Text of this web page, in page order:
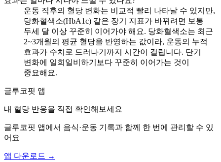
운동 직후의 혈당 변화는 비교적 빨리 나타날 수 있지만,
당화혈색소(HbA1c) 같은 장기 지표가 바뀌려면 보통
두세 달 이상 꾸준히 이어가야 해요. 당화혈색소는 최근
2~3개월의 평균 혈당을 반영하는 값이라, 운동의 누적
효과가 수치로 드러나기까지 시간이 걸립니다. 단기
변화에 일희일비하기보다 꾸준히 이어가는 것이
중요해요.
글루코핏 앱
내 혈당 반응을 직접 확인해보세요
글루코핏 앱에서 음식·운동 기록과 함께 한 번에 관리할 수 있
어요
앱 다운로드 →